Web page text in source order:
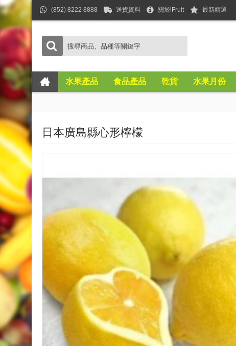
(852) 8222 8888 送貨資料 關於iFruit 最新精選
水果產品 食品產品 乾貨 水果月份
日本廣島縣心形檸檬